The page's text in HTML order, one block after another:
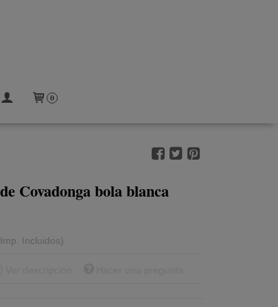
0
Covadonga bola blanca
Incluidos)